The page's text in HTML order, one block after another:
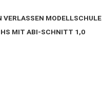
VERLASSEN MODELLSCHULE
MIT ABI-SCHNITT 1,0